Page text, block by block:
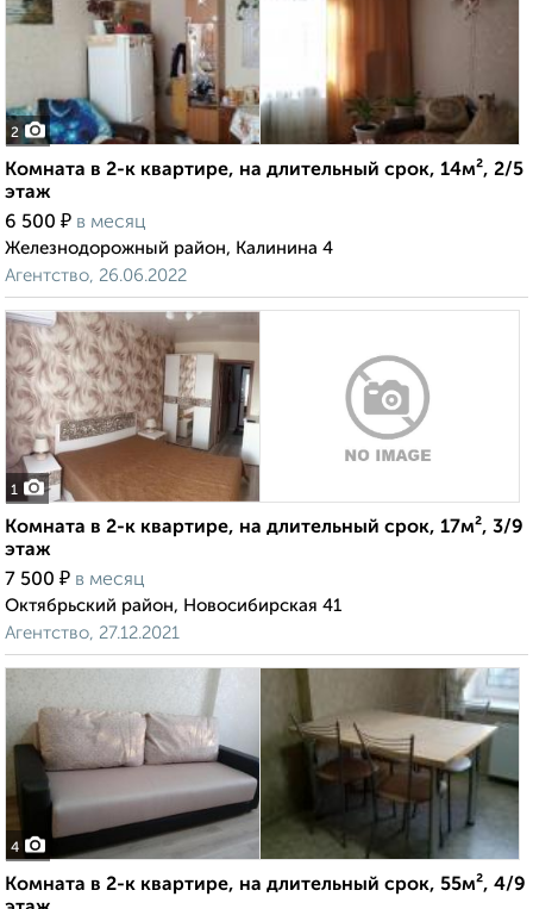
2
Комната в 2-к квартире, на длительный срок, 14м², 2/5
этаж
6 500 ₽ в месяц
Железнодорожный район, Калинина 4
Агентство, 26.06.2022
1
Комната в 2-к квартире, на длительный срок, 17м², 3/9
этаж
7 500 ₽ в месяц
Октябрьский район, Новосибирская 41
Агентство, 27.12.2021
4
Комната в 2-к квартире, на длительный срок, 55м², 4/9